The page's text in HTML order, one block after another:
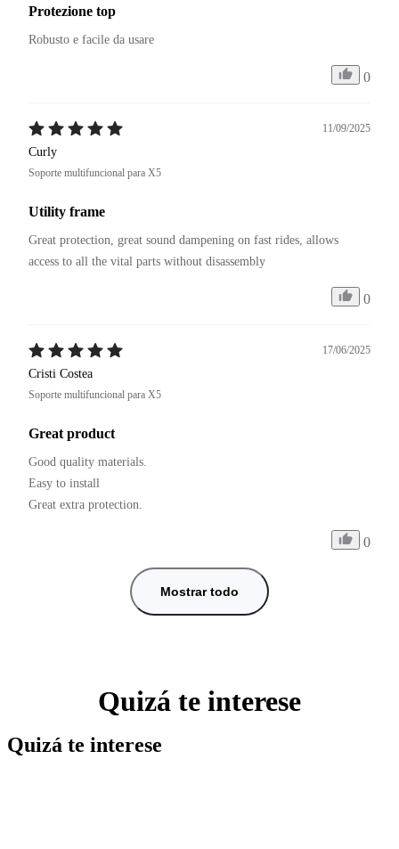
Protezione top
Robusto e facile da usare
0
11/09/2025
Curly
Soporte multifuncional para X5
Utility frame
Great protection, great sound dampening on fast rides, allows
access to all the vital parts without disassembly
0
17/06/2025
Cristi Costea
Soporte multifuncional para X5
Great product
Good quality materials.
Easy to install
0
Mostrar todo
Quizá te interese
Quizá te interese